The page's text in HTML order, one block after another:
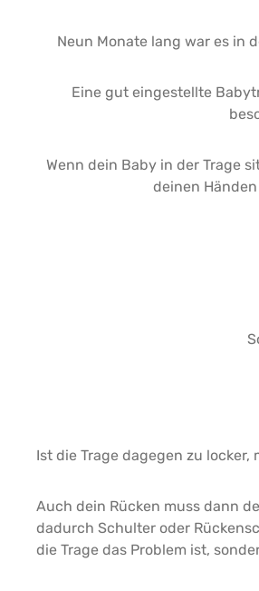
Neun Monate lang war es in
Eine gut eingestellte
Wenn dein Baby in der Trage
deinen
Ist die Trage dagegen zu
Auch dein Rücken muss dann
dadurch Schulter oder
die Trage das Problem ist,